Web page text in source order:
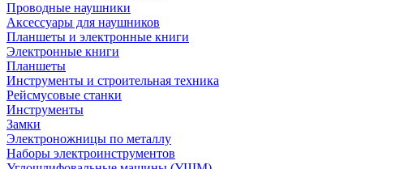
Проводные наушники
Аксессуары для наушников
Планшеты и электронные книги
Электронные книги
Планшеты
Инструменты и строительная техника
Рейсмусовые станки
Инструменты
Замки
Электроножницы по металлу
Наборы электроинструментов